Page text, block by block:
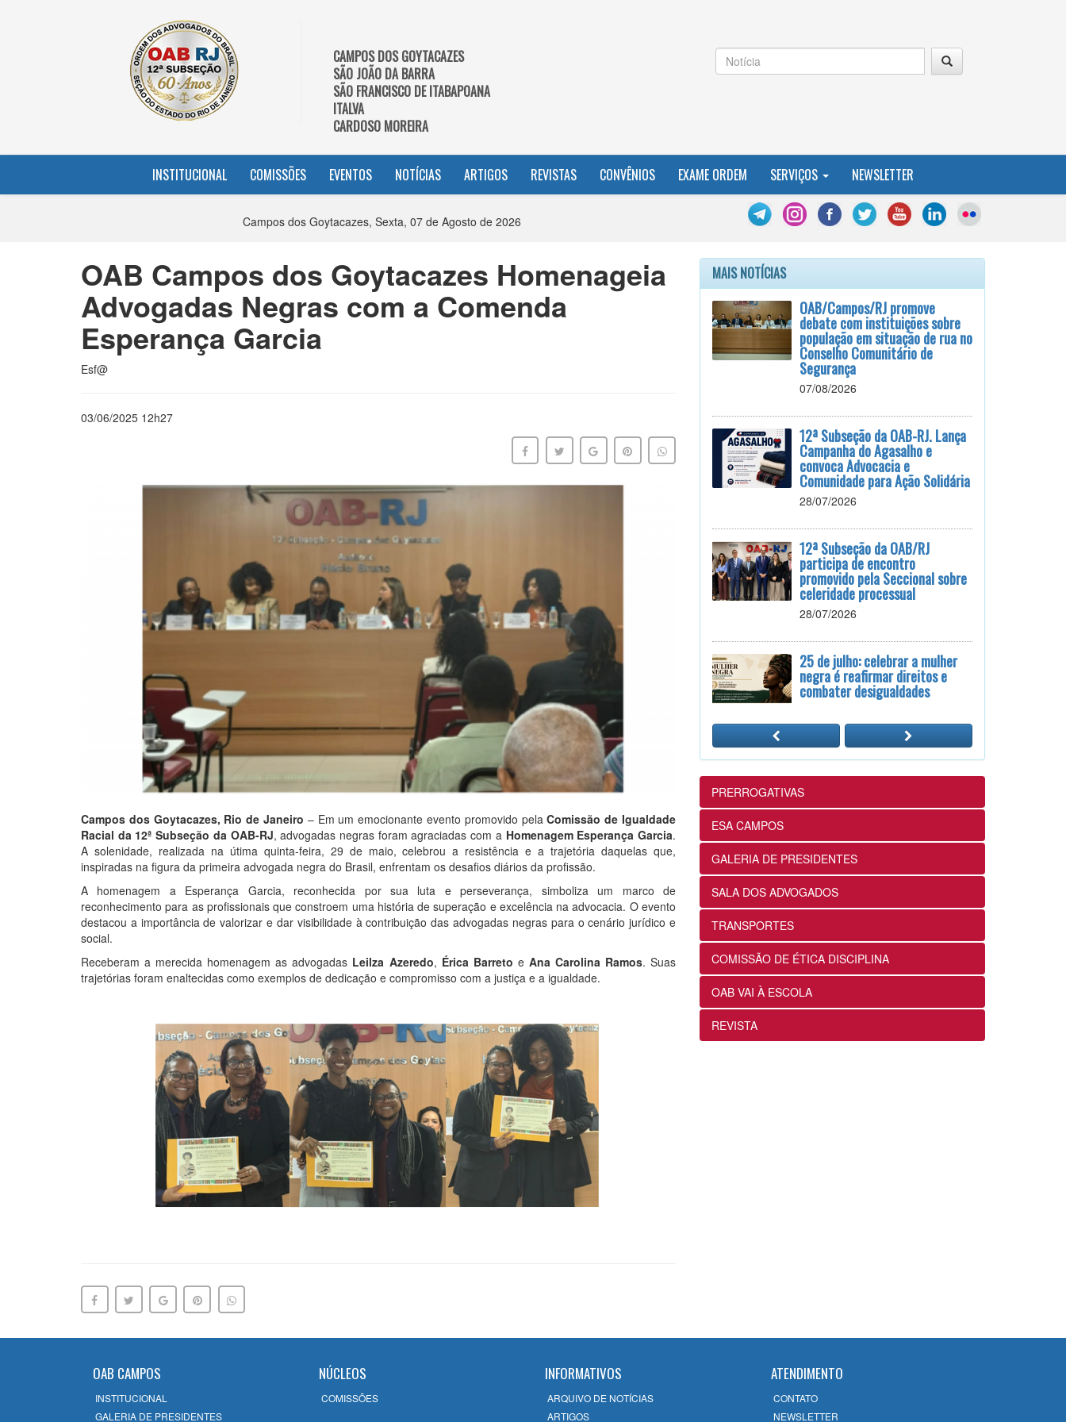
CAMPOS DOS GOYTACAZES
SÃO JOÃO DA BARRA
SÃO FRANCISCO DE ITABAPOANA
ITALVA
CARDOSO MOREIRA
INSTITUCIONAL COMISSÕES EVENTOS NOTÍCIAS ARTIGOS REVISTAS CONVÊNIOS EXAME ORDEM SERVIÇOS NEWSLETTER
Campos dos Goytacazes, Sexta, 07 de Agosto de 2026
OAB Campos dos Goytacazes Homenageia
Advogadas Negras com a Comenda
Esperança Garcia
Esf@
03/06/2025 12h27
Campos dos Goytacazes, Rio de Janeiro – Em um emocionante evento promovido pelaComissão de Igualdade
Racial da 12ª Subseção da OAB-RJ, advogadas negras foram agraciadas com a Homenagem Esperança Garcia.
A solenidade, realizada na útima quinta-feira, 29 de maio, celebrou a resistência e a trajetória daquelas que,
inspiradas na figura da primeira advogada negra do Brasil, enfrentam os desafios diários da profissão.
A homenagem a Esperança Garcia, reconhecida por sua luta e perseverança, simboliza um marco de
reconhecimento para as profissionais que constroem uma história de superação e excelência na advocacia. O evento
destacou a importância de valorizar e dar visibilidade à contribuição das advogadas negras para o cenário jurídico e
social.
Receberam a merecida homenagem as advogadas Leilza Azeredo, Érica Barreto e Ana Carolina Ramos. Suas
trajetórias foram enaltecidas como exemplos de dedicação e compromisso com a justiça e a igualdade.
MAIS NOTÍCIAS
OAB/Campos/RJ promove
debate com instituições sobre
população em situação de rua no
Conselho Comunitário de
Segurança
07/08/2026
12ª Subseção da OAB-RJ. Lança
Campanha do Agasalho e
convoca Advocacia e
Comunidade para Ação Solidária
28/07/2026
12ª Subseção da OAB/RJ
participa de encontro
promovido pela Seccional sobre
celeridade processual
28/07/2026
25 de julho: celebrar a mulher
negra é reafirmar direitos e
combater desigualdades
12ª Subseção e ESA realizam
Masterclass sobre Crimes
Eleitorais na Prática
24/07/2026
12ª Subseção e ESA alinham
projetos e ações voltados ao
fortalecimento dos futuros
advogados
OABRJ disponibiliza repositório
de manuais e cartilhas digitais
para apoiar a advocacia
fluminense
12ª Subseção promovem
Doméstica com auditório lotado
em Campos
22/07/2026
PRERROGATIVAS
ESA CAMPOS
GALERIA DE PRESIDENTES
SALA DOS ADVOGADOS
TRANSPORTES
COMISSÃO DE ÉTICA DISCIPLINA
OAB VAI À ESCOLA
REVISTA
OAB CAMPOS
INSTITUCIONAL
GALERIA DE PRESIDENTES
NÚCLEOS
COMISSÕES
INFORMATIVOS
ARQUIVO DE NOTÍCIAS
ARTIGOS
ATENDIMENTO
CONTATO
NEWSLETTER